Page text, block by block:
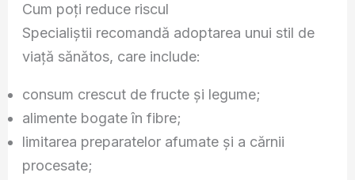
Cum poți reduce riscul
Specialiștii recomandă adoptarea unui stil de
viață sănătos, care include:
consum crescut de fructe și legume;
alimente bogate în fibre;
limitarea preparatelor afumate și a cărnii
procesate;